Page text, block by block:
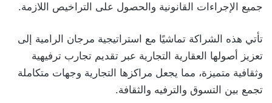
جميع الإجراءات القانونية والحصول على التراخيص اللازمة.
تأتي هذه الشراكة تماشيًا مع استراتيجية مرجان الرامية إلى
تعزيز أصولها العقارية التجارية عبر تقديم تجارب ترفيهية
وثقافية متميزة، مما يجعل مراكزها التجارية وجهات متكاملة
تجمع بين التسوق والترفيه والثقافة.